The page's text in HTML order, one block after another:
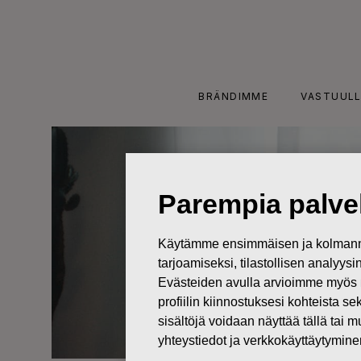
BRÄNDIMME
Parempia
Käytämme ensimmäisen ja
tarjoamiseksi, tilastollisen
Evästeiden avulla arvioimme
profiilin kiinnostuksesi kohteista
sisältöjä voidaan näyttää tällä tai
yhteystiedot ja